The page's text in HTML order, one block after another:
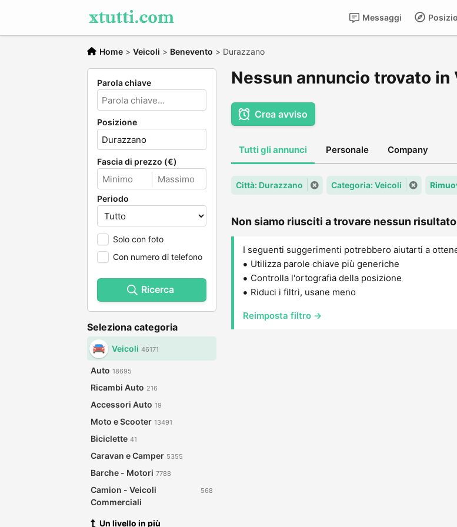
Messaggi
Home > Veicoli > Benevento > Durazzano
Parola chiave
Posizione
Fascia di prezzo (€)
Periodo
Solo con foto
Con numero di telefono
Ricerca
Seleziona categoria
Veicoli 46171
Auto 18695
Ricambi Auto 216
Accessori Auto 19
Moto e Scooter 13491
Biciclette 41
Caravan e Camper 5355
Barche - Motori 7788
Camion - Veicoli
Commerciali
568
Un livello in più
Nessun annuncio trovato in
Crea avviso
Tutti gli annunci Personale Company
Città: Durazzano Categoria: Veicoli
Non siamo riusciti a trovare nessun
I seguenti suggerimenti potrebbero aiutarti a
Utilizza parole chiave più generiche
Controlla l'ortografia della posizione
Riduci i filtri, usane meno
Reimposta filtro →